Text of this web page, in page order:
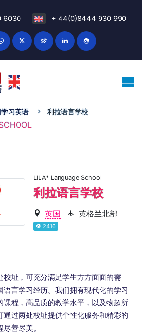
6030 + 44(0)8444 930 990
习英语 利拉语言学校
LILA* Language School
利拉语言学校
英国 英格兰北部
2416
校址，可充分满足学生方方面面的需
语言学习经历。我们拥有现代化的学习
课程，高品质的教学水平，以及物超所
通过两处校址提供个性化服务和精彩的
善尽美。